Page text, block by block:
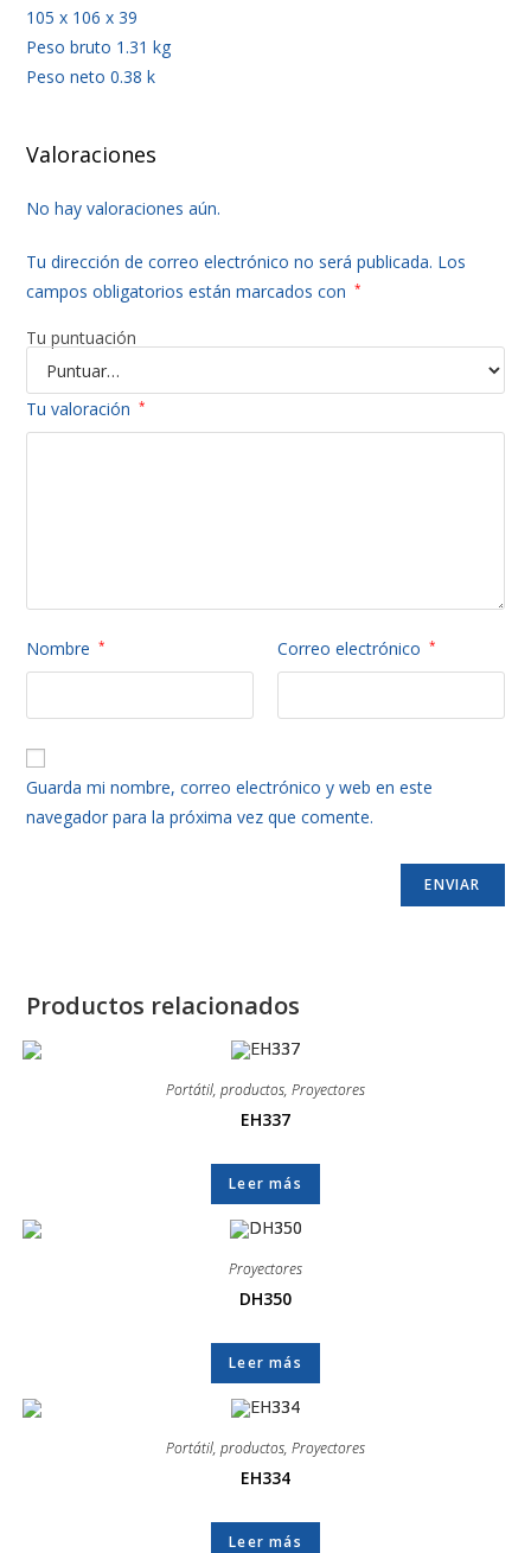
105 x 106 x 39
Peso bruto 1.31 kg
Peso neto 0.38 k
Valoraciones
No hay valoraciones aún.
Tu dirección de correo electrónico no será publicada. Los
campos obligatorios están marcados con
*
Tu puntuación
Tu valoración *
Nombre * Correo electrónico *
Guarda mi nombre, correo electrónico y web en este
navegador para la próxima vez que comente.
Productos relacionados
Portátil, productos, Proyectores
EH337
Leer más
Proyectores
DH350
Leer más
Portátil, productos, Proyectores
EH334
Leer más